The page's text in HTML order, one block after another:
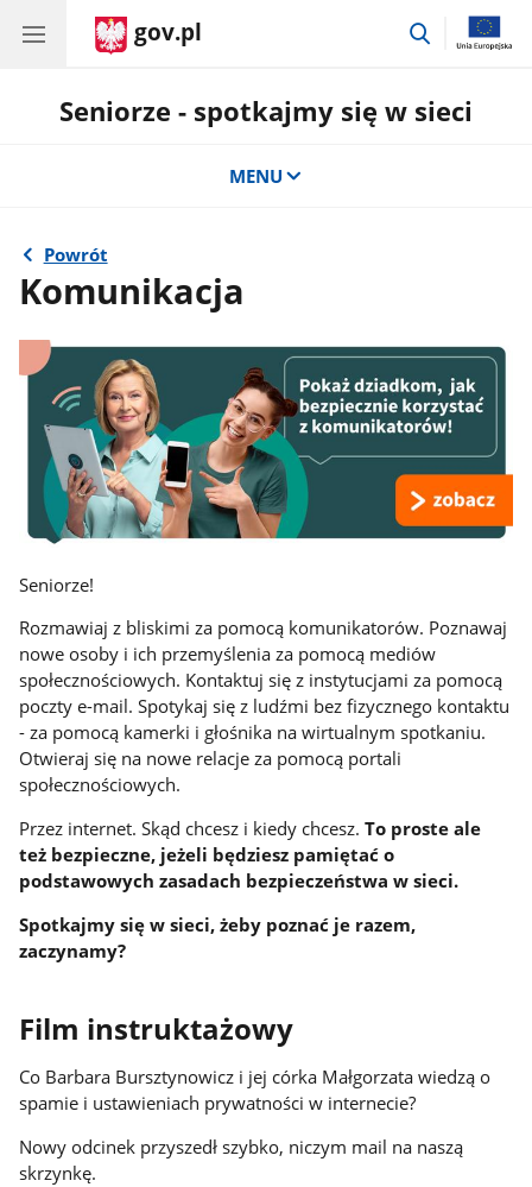
gov.pl
przejdź
Seniorze - spotkajmy się w sieci
MENU
Powrót
Komunikacja
Seniorze!
Rozmawiaj z bliskimi za pomocą komunikatorów. Poznawaj
nowe osoby i ich przemyślenia za pomocą mediów
społecznościowych. Kontaktuj się z instytucjami za pomocą
poczty e-mail. Spotykaj się z ludźmi bez fizycznego kontaktu
- za pomocą kamerki i głośnika na wirtualnym spotkaniu.
Otwieraj się na nowe relacje za pomocą portali
społecznościowych.
Przez internet. Skąd chcesz i kiedy chcesz.To proste ale
też bezpieczne, jeżeli będziesz pamiętać o
podstawowych zasadach bezpieczeństwa w sieci.
Spotkajmy się w sieci, żeby poznać je razem,
zaczynamy?
Film instruktażowy
Co Barbara Bursztynowicz i jej córka Małgorzata wiedzą o
spamie i ustawieniach prywatności w internecie?
Nowy odcinek przyszedł szybko, niczym mail na naszą
skrzynkę.